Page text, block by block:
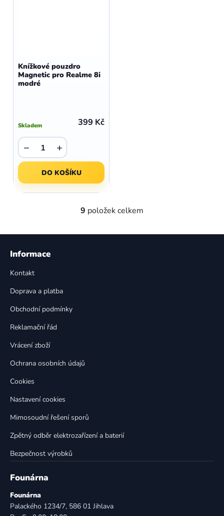
Knížkové pouzdro
Magnetic pro Realme 8i
modré
Skladem 399 Kč
+
−
DO KOŠÍKU
O
l
9 položek celkem
Z
Informace
Kontakt
Doprava a platba
Obchodní podmínky
Reklamační řád
Vrácení zboží
Ochrana osobních údajů
Cookies
Nastavení cookies
Mimosoudní řešení sporů
Zpětný odběr elektrozařízení a baterií
Bezpečnost výrobků
Founárna
Founárna
Palackého 1234/7, 586 01 Jihlava